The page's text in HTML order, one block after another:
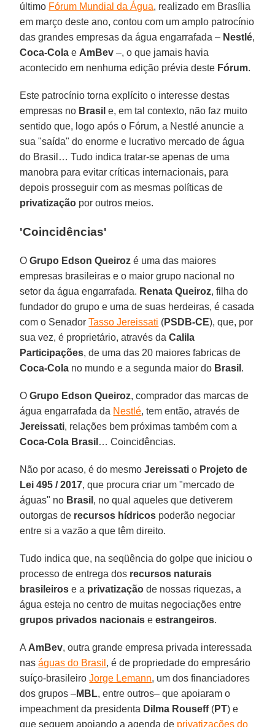
último Fórum Mundial da Água, realizado em Brasília
em março deste ano, contou com um amplo patrocínio
das grandes empresas da água engarrafada – Nestlé,
Coca-Cola e AmBev –, o que jamais havia
acontecido em nenhuma edição prévia deste Fórum.
Este patrocínio torna explícito o interesse destas
empresas no Brasil e, em tal contexto, não faz muito
sentido que, logo após o Fórum, a Nestlé anuncie a
sua "saída" do enorme e lucrativo mercado de água
do Brasil… Tudo indica tratar-se apenas de uma
manobra para evitar críticas internacionais, para
depois prosseguir com as mesmas políticas de
privatização por outros meios.
'Coincidências'
OGrupo Edson Queiroz é uma das maiores
empresas brasileiras e o maior grupo nacional no
setor da água engarrafada. Renata Queiroz, filha do
fundador do grupo e uma de suas herdeiras, é casada
com o SenadorTasso Jereissati (PSDB-CE), que, por
sua vez, é proprietário, através daCalila
Participações, de uma das 20 maiores fabricas de
Coca-Cola no mundo e a segunda maior do Brasil .
OGrupo Edson Queiroz, comprador das marcas de
água engarrafada da Nestlé, tem então, através de
Jereissati, relações bem próximas também com a
Coca-Cola Brasil … Coincidências.
Não por acaso, é do mesmoJereissati o Projeto de
Lei 495 / 2017, que procura criar um "mercado de
águas" no Brasil , no qual aqueles que detiverem
outorgas de recursos hídricos poderão negociar
entre si a vazão a que têm direito.
Tudo indica que, na seqüência do golpe que iniciou o
processo de entrega dos recursos naturais
brasileiros e a privatização de nossas riquezas, a
água esteja no centro de muitas negociações entre
grupos privados nacionaise estrangeiros.
A AmBev, outra grande empresa privada interessada
naságuas do Brasil , é de propriedade do empresário
suíço-brasileiroJorge Lemann, um dos financiadores
dos grupos –MBL, entre outros– que apoiaram o
impeachment da presidenta Dilma Rouseff (PT) e
que seguem apoiando a agenda de privatizações do